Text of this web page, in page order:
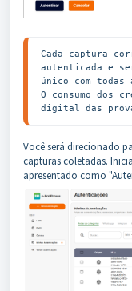
Cada captura
autenticada e
único com todas
O consumo dos
digital das
Você será direcionado
capturas coletadas.
apresentado como